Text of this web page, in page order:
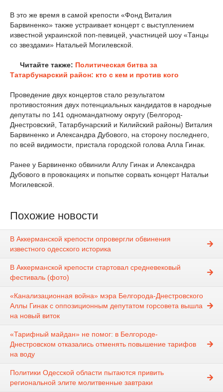
В это же время в самой крепости «Фонд Виталия
Барвиненко» также устраивает концерт с выступлением
известной украинской поп-певицей, участницей шоу «Танцы
со звездами» Натальей Могилевской.
Читайте также: Политическая битва за
Татарбунарский район: кто с кем и против кого
Проведение двух концертов стало результатом
противостояния двух потенциальных кандидатов в народные
депутаты по 141 одномандатному округу (Белгород-
Днестровский, Татарбунарский и Килийский районы) Виталия
Барвиненко и Александра Дубового, на сторону последнего,
по всей видимости, пристала городской голова Алла Гинак.
Ранее у Барвиненко обвинили Аллу Гинак и Александра
Дубового в провокациях и попытке сорвать концерт Натальи
Могилевской.
Похожие новости
В Аккерманской крепости опровергли обвинения
известного одесского историка
В Аккерманской крепости стартовал средневековый
фестиваль (фото)
«Канализационная война» мэра Белгорода-Днестровского
Аллы Гинак с оппозиционным депутатом горсовета вышла
на новый виток
«Тарифный майдан» не помог: в Белгороде-
Днестровском отказались отменять повышение тарифов
на воду
Политики Одесской области пытаются привить
региональной элите молитвенные завтраки